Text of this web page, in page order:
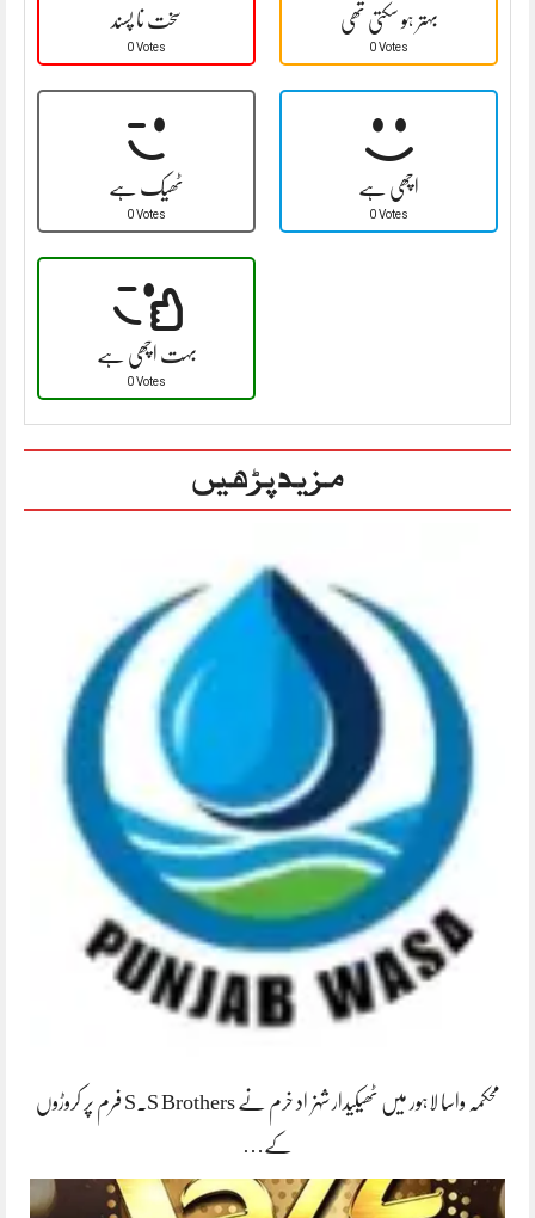
سخت نا پسند
0 Votes
بہتر ہو سکتی تھی
0 Votes
ٹھیک ہے
0 Votes
اچھی ہے
0 Votes
بہت اچھی ہے
0 Votes
مزید پڑھیں
محکمہ واسا لاہور میں ٹھیکیدار شہزاد خرم نے S.S Brothers فرم پر کروڑوں
کے…